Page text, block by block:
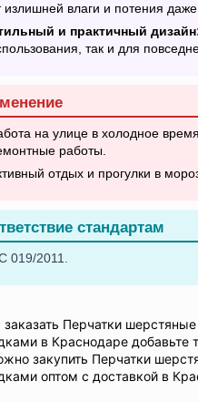
излишней влаги и потения даже
и практичный
так и для
на улице в холодное
работы.
отдых и прогулки в
стандартам
019/2011.
заказать Перчатки
в Краснодаре добавьте
закупить Перчатки
оптом с доставкой в